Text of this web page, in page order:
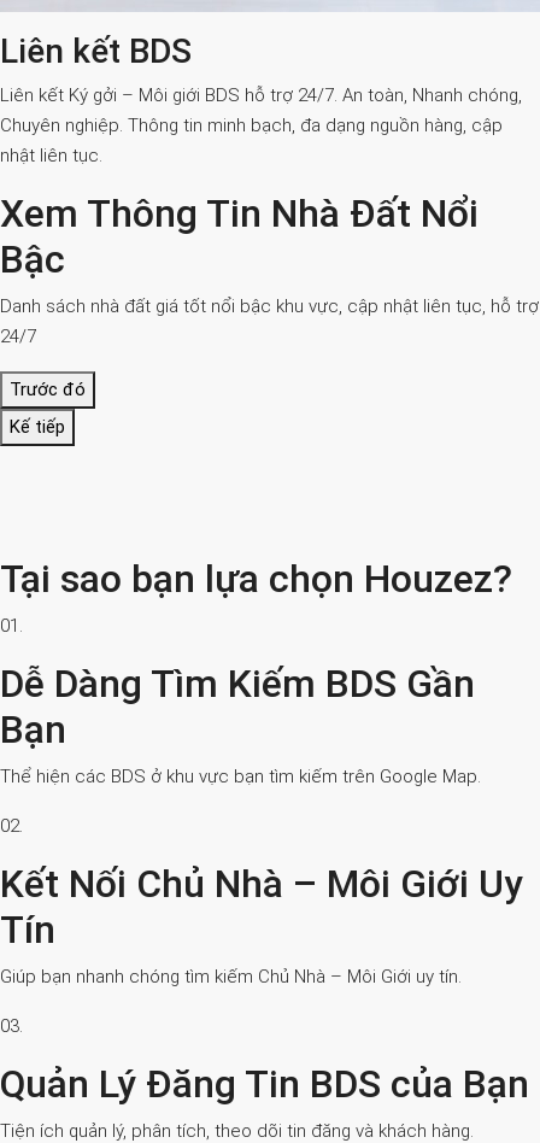
Liên kết BDS
Liên kết Ký gởi – Môi giới BDS hỗ trợ 24/7. An toàn, Nhanh chóng,
Chuyên nghiệp. Thông tin minh bạch, đa dạng nguồn hàng, cập
nhật liên tục.
Xem Thông Tin Nhà Đất Nổi
Bậc
Danh sách nhà đất giá tốt nổi bậc khu vực, cập nhật liên tục, hỗ trợ
24/7
Trước đó
Kế tiếp
Tại sao bạn lựa chọn Houzez?
01.
Dễ Dàng Tìm Kiếm BDS Gần
Bạn
Thể hiện các BDS ở khu vực bạn tìm kiếm trên Google Map.
02.
Kết Nối Chủ Nhà – Môi Giới Uy
Tín
Giúp bạn nhanh chóng tìm kiếm Chủ Nhà – Môi Giới uy tín.
03.
Quản Lý Đăng Tin BDS của Bạn
Tiện ích quản lý, phân tích, theo dõi tin đăng và khách hàng.